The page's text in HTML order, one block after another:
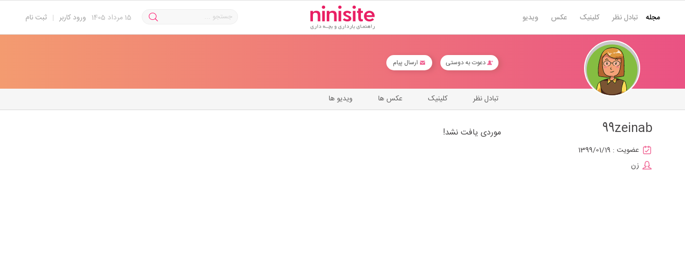
ثبت نام | ورود کاربر 15مرداد 1405 مجله تبادل نظر کلینیک عکس ویدیو
دعوت به دوستی ارسال پیام
ویدیو ها عکس ها کلینیک تبادل نظر
99zeinab
عضویت : 1399/01/19
زن
موردی یافت نشد!